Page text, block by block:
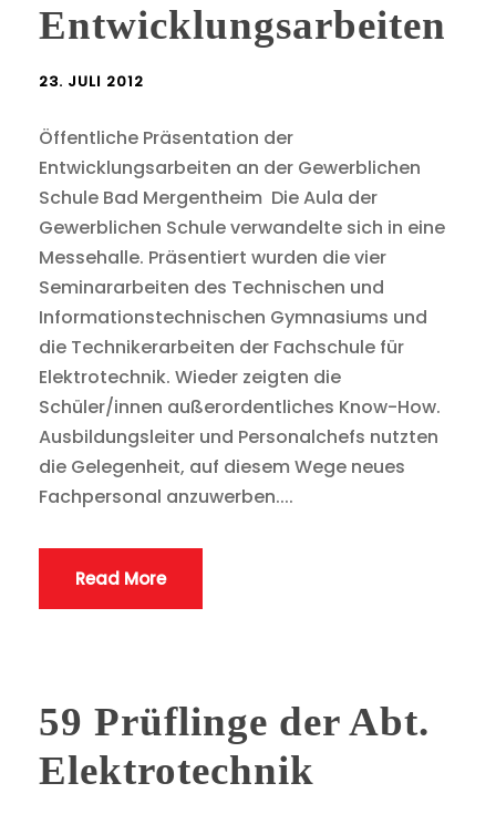
Entwicklungsarbeiten
23. JULI 2012
Öffentliche Präsentation der
Entwicklungsarbeiten an der Gewerblichen
Schule Bad Mergentheim Die Aula der
Gewerblichen Schule verwandelte sich in eine
Messehalle. Präsentiert wurden die vier
Seminararbeiten des Technischen und
Informationstechnischen Gymnasiums und
die Technikerarbeiten der Fachschule für
Elektrotechnik. Wieder zeigten die
Schüler/innen außerordentliches Know-How.
Ausbildungsleiter und Personalchefs nutzten
die Gelegenheit, auf diesem Wege neues
Fachpersonal anzuwerben....
Read More
59 Prüflinge der Abt.
Elektrotechnik